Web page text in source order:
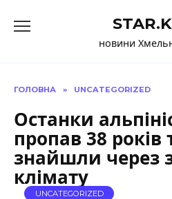
до
новини
ГОЛОВНА » UNCATEGORIZED
Останки
пропав 38 років
знайшли через
клімату
UNCATEGORIZED